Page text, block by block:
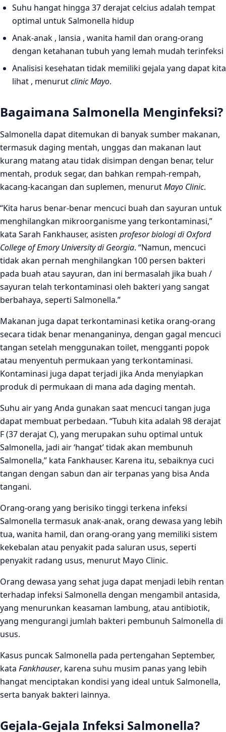
Suhu hangat hingga 37 derajat celcius adalah tempat
optimal untuk Salmonella hidup
Anak-anak , lansia , wanita hamil dan orang-orang
dengan ketahanan tubuh yang lemah mudah terinfeksi
Analisisi kesehatan tidak memiliki gejala yang dapat kita
lihat , menurutclinic Mayo.
Bagaimana Salmonella Menginfeksi?
Salmonella dapat ditemukan di banyak sumber makanan,
termasuk daging mentah, unggas dan makanan laut
kurang matang atau tidak disimpan dengan benar, telur
mentah, produk segar, dan bahkan rempah-rempah,
kacang-kacangan dan suplemen, menurutMayo Clinic.
“Kita harus benar-benar mencuci buah dan sayuran untuk
menghilangkan mikroorganisme yang terkontaminasi,”
kata Sarah Fankhauser, asisten profesor biologi di Oxford
College of Emory University di Georgia. “Namun, mencuci
tidak akan pernah menghilangkan 100 persen bakteri
pada buah atau sayuran, dan ini bermasalah jika buah /
sayuran telah terkontaminasi oleh bakteri yang sangat
berbahaya, seperti Salmonella.”
Makanan juga dapat terkontaminasi ketika orang-orang
secara tidak benar menanganinya, dengan gagal mencuci
tangan setelah menggunakan toilet, mengganti popok
atau menyentuh permukaan yang terkontaminasi.
Kontaminasi juga dapat terjadi jika Anda menyiapkan
produk di permukaan di mana ada daging mentah.
Suhu air yang Anda gunakan saat mencuci tangan juga
dapat membuat perbedaan. “Tubuh kita adalah 98 derajat
F (37 derajat C), yang merupakan suhu optimal untuk
Salmonella, jadi air ‘hangat’ tidak akan membunuh
Salmonella,” kata Fankhauser. Karena itu, sebaiknya cuci
tangan dengan sabun dan air terpanas yang bisa Anda
tangani.
Orang-orang yang berisiko tinggi terkena infeksi
Salmonella termasuk anak-anak, orang dewasa yang lebih
tua, wanita hamil, dan orang-orang yang memiliki sistem
kekebalan atau penyakit pada saluran usus, seperti
penyakit radang usus, menurut Mayo Clinic.
Orang dewasa yang sehat juga dapat menjadi lebih rentan
terhadap infeksi Salmonella dengan mengambil antasida,
yang menurunkan keasaman lambung, atau antibiotik,
yang mengurangi jumlah bakteri pembunuh Salmonella di
usus.
Kasus puncak Salmonella pada pertengahan September,
kata Fankhauser, karena suhu musim panas yang lebih
hangat menciptakan kondisi yang ideal untuk Salmonella,
serta banyak bakteri lainnya.
Gejala-Gejala Infeksi Salmonella?